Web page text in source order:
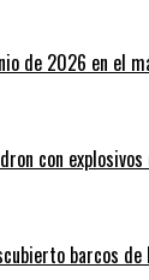
de 2026 en el
con
barcos